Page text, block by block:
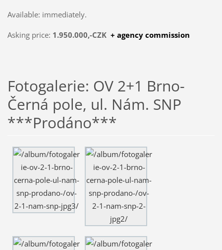
Available: immediately.
Asking price: 1.950.000,-CZK + agency commission
Fotogalerie: OV 2+1 Brno-
Černá pole, ul. Nám. SNP
***Prodáno***